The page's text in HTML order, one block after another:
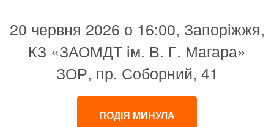
20 червня 2026 о 16:00, Запоріжжя,
КЗ «ЗАОМДТ ім. В. Г. Магара»
ЗОР, пр. Соборний, 41
ПОДІЯ МИНУЛА